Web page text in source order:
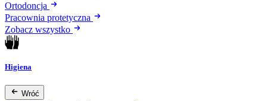
Ortodoncja
Pracownia protetyczna
Zobacz wszystko
Higiena
Wróć